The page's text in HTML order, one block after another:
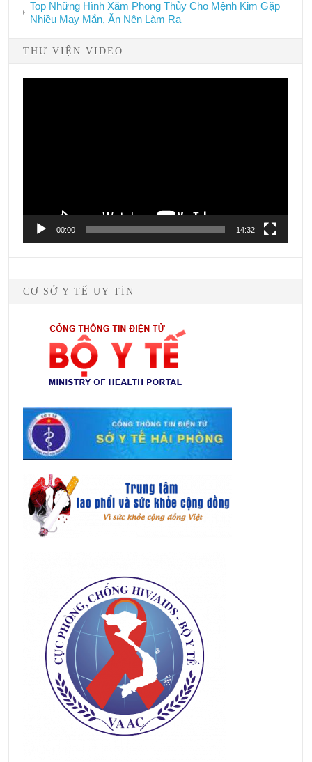
Top Những Hình Xăm Phong Thủy Cho Mệnh Kim Gặp
Nhiều May Mắn, Ăn Nên Làm Ra
THƯ VIỆN VIDEO
00:00 14:32
CƠ SỞ Y TẾ UY TÍN